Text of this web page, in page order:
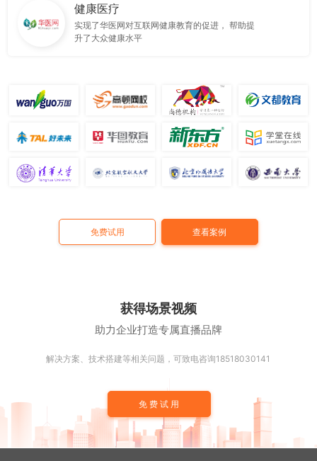
健康医疗
实现了华医网对互联网健康教育的促进， 帮助提
升了大众健康水平
免费试用 查看案例
获得场景视频
助力企业打造专属直播品牌
解决方案、技术搭建等相关问题，可致电咨询18518030141
免费试用